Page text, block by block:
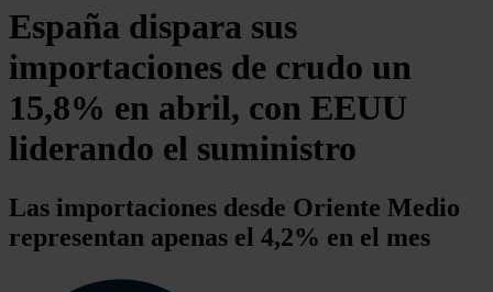
España dispara sus
importaciones de crudo un
15,8% en abril, con EEUU
liderando el suministro
Las importaciones desde Oriente Medio
representan apenas el 4,2% en el mes